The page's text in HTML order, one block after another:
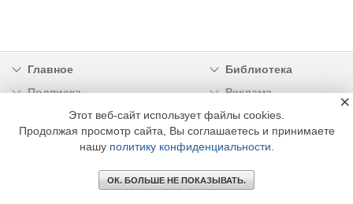
Главное
Библиотека
Подписка
Реклама
Информация
© 2002 - 2026 OOO Издательский дом «МЕДИА ТЕХНОЛОДЖИ» +7 (495) 665-00-
Этот веб-сайт использует файлы cookies.
Продолжая просмотр сайта, Вы соглашаетесь и принимаете
нашу политику конфиденциальности
ОК. БОЛЬШЕ НЕ ПОКАЗЫВАТЬ.
×